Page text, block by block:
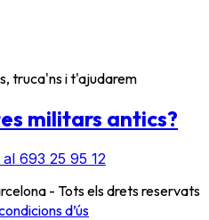
truca'ns i t'ajudarem
militars antics?
693 25 95 12
- Tots els drets reservats
d’ús